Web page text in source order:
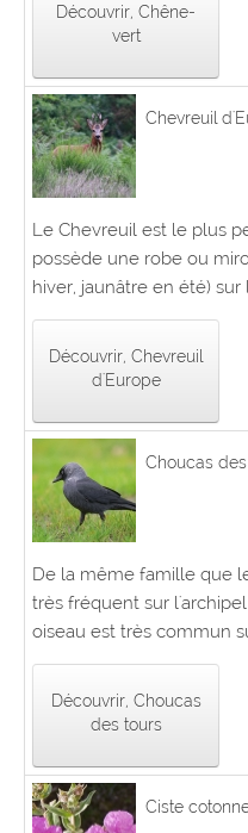
Découvrir, Chêne-
vert
Chevreuil
Le Chevreuil est le plus
possède une robe ou
hiver, jaunâtre en été) sur
Découvrir, Chevreuil
d'Europe
Choucas
De la même famille que
très fréquent sur
oiseau est très commun
Découvrir, Choucas
des tours
Ciste